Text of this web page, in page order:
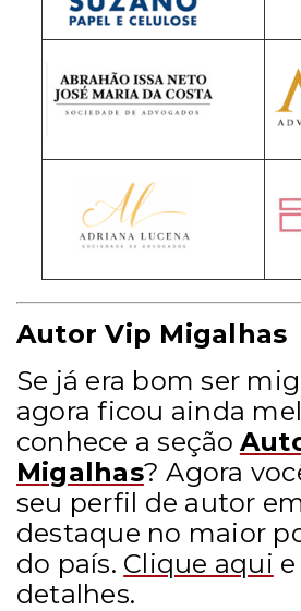
Autor Vip Migalhas
Se já era bom ser
agora ficou ainda
conhece a seção
Migalhas? Agora
seu perfil de autor
destaque no maior
do país. Clique aqui
detalhes.